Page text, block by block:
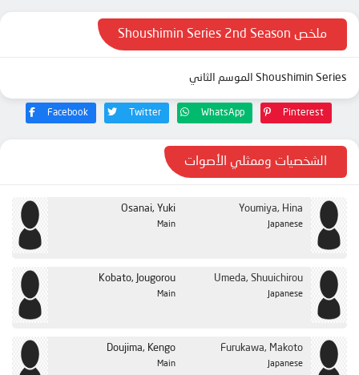
ملخص Shoushimin Series 2nd Season
Shoushimin Series الموسم الثاني
Facebook Twitter WhatsApp Pinterest
الشخصيات وممثلي الأصوات
Osanai, Yuki
Main
Youmiya, Hina
Japanese
Kobato, Jougorou
Main
Umeda, Shuuichirou
Japanese
Doujima, Kengo
Main
Furukawa, Makoto
Japanese